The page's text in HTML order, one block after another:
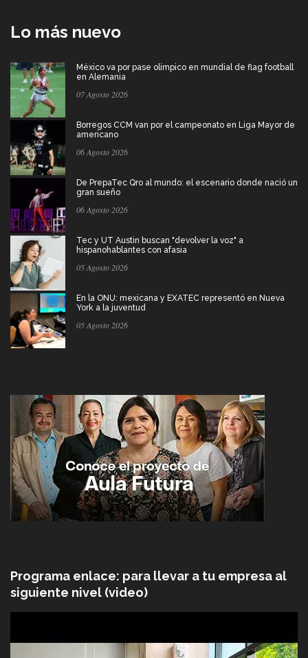
Lo más nuevo
México va por pase olímpico en mundial de flag football
en Alemania
07 Agosto 2026
Borregos CCM van por el campeonato en Liga Mayor de
americano
06 Agosto 2026
De PrepaTec Qro al mundo: el escenario donde nació un
gran sueño
06 Agosto 2026
Tec y UT Austin buscan "devolver la voz" a
hispanohablantes con afasia
05 Agosto 2026
En la ONU: mexicana y EXATEC representó en Nueva
York a la juventud
05 Agosto 2026
Programa enlace: para llevar a tu empresa al
siguiente nivel (video)